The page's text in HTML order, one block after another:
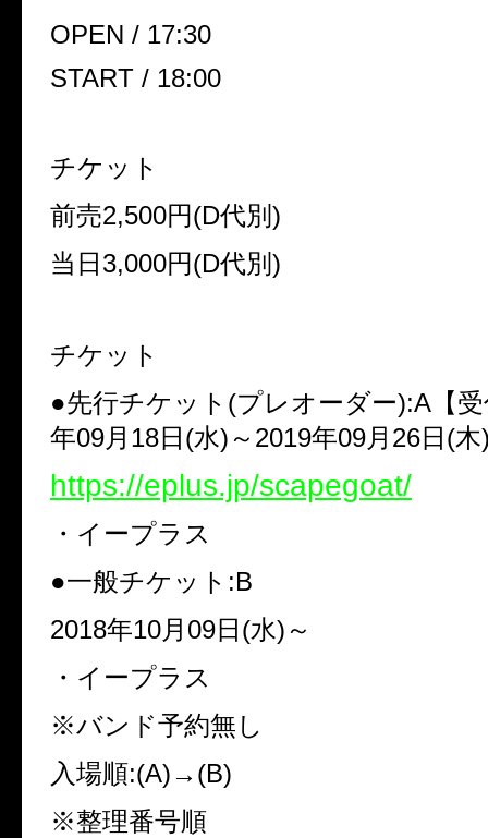
OPEN / 17:30
START / 18:00
チケット
前売2,500円(D代別)
当日3,000円(D代別)
チケット
●先行チケット(プレオーダー):A【
年09月18日(水)～2019年09月26日(木
https://eplus.jp/scapegoat/
・イープラス
●一般チケット:B
2018年10月09日(水)～
・イープラス
※バンド予約無し
入場順:(A)→(B)
※整理番号順